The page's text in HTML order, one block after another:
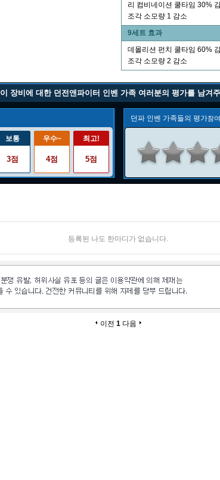
리 컴비네이션 쿨타임 30%
조각 소모량 1 감소
9세트 효과
데몰리션 펀치 쿨타임 60%
조각 소모량 2 감소
이 장비에 대한 던전앤파이터 인벤 가족 여러분의 평가를 남겨
보통
3점
우수~
4점
최고!
5점
던파 인벤 가족들의 평가참
등록된 나도 한마디가 없습니다.
이전 1 다음